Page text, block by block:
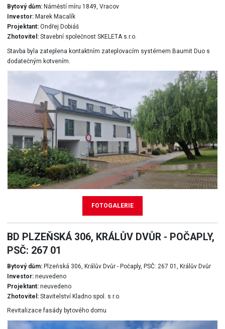
FOTOGALERIE
Bytový dům:Náměstí míru 1849, Vracov
Investor:Marek Macalík
Projektant:Ondřej Dobiáš
Zhotovitel:Stavební společnost SKELETA s.r.o.
Stavba byla zateplena kontaktním zateplovacím systémem Baumit Duo s
dodatečným kotvením.
BD PLZEŇSKÁ 306, KRÁLŮV DVŮR - POČAPLY,
PSČ: 267 01
Bytový dům:Plzeňská 306, Králův Dvůr - Počaply, PSČ: 267 01, Králův Dvůr
Investor:neuvedeno
Projektant:neuvedeno
Zhotovitel:Stavitelství Kladno spol. s r.o.
Revitalizace fasády bytového domu